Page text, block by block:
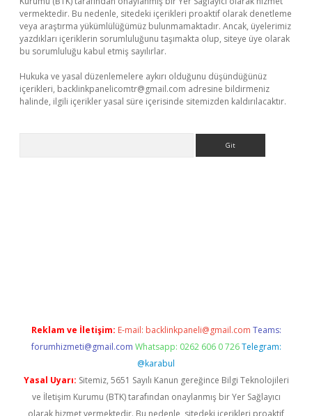
vermektedir. Bu nedenle, sitedeki içerikleri proaktif olarak denetleme
veya araştırma yükümlülüğümüz bulunmamaktadır. Ancak, üyelerimiz
yazdıkları içeriklerin sorumluluğunu taşımakta olup, siteye üye olarak
bu sorumluluğu kabul etmiş sayılırlar.
Hukuka ve yasal düzenlemelere aykırı olduğunu düşündüğünüz
içerikleri, backlinkpanelicomtr@gmail.com adresine bildirmeniz
halinde, ilgili içerikler yasal süre içerisinde sitemizden kaldırılacaktır.
Reklam ve İletişim: E-mail: backlinkpaneli@gmail.com Teams:
forumhizmeti@gmail.com Whatsapp: 0262 606 0 726 Telegram:
@karabul
Yasal Uyarı: Sitemiz, 5651 Sayılı Kanun gereğince Bilgi Teknolojileri
ve İletişim Kurumu (BTK) tarafından onaylanmış bir Yer Sağlayıcı
olarak hizmet vermektedir. Bu nedenle, sitedeki içerikleri proaktif